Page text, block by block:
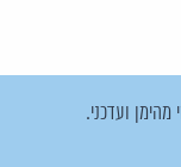
ועדכני.